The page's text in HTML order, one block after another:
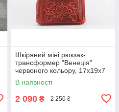
Шкіряний міні рюкзак-
трансформер "Венеція"
червоного кольору, 17х19х7
см
В наявності
2 090 ₴ 2 250 ₴